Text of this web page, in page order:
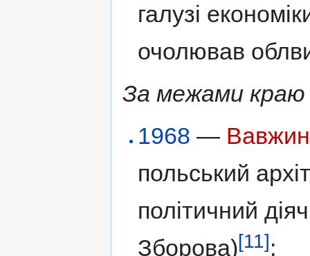
галузі
очолював
За межами краю
1968 —
польський
політичний
Зборова)[11];